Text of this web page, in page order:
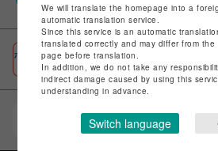
全国のPARCOやONLINE PARCOで貯まる
ポケパル払い
初回登録＆お買物で最大1,500円分の
POCKET PARCO（公式アプリ）
コイン＆クーポンでPARCOでのお買い物が
We will translate the homepage into a
automatic translation service.
Since this service is an automatic
translated correctly and may differ from
page before translation.
In addition, we do not take any
indirect damage caused by using this
understanding in advance.
Switch language